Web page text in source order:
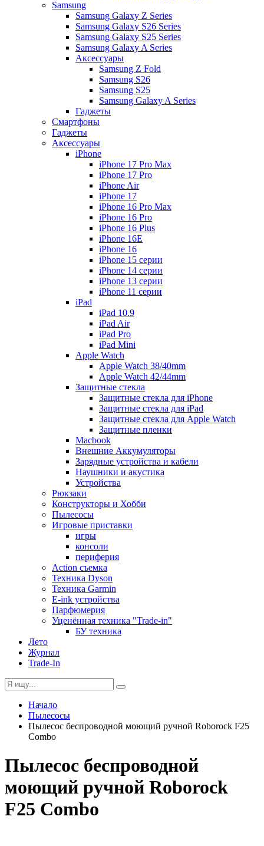
Samsung
Samsung Galaxy Z Series
Samsung Galaxy S26 Series
Samsung Galaxy S25 Series
Samsung Galaxy A Series
Аксессуары
Samsung Z Fold
Samsung S26
Samsung S25
Samsung Galaxy A Series
Гаджеты
Смартфоны
Гаджеты
Аксессуары
iPhone
iPhone 17 Pro Max
iPhone 17 Pro
iPhone Air
iPhone 17
iPhone 16 Pro Max
iPhone 16 Pro
iPhone 16 Plus
iPhone 16E
iPhone 16
iPhone 15 серии
iPhone 14 серии
iPhone 13 серии
iPhone 11 серии
iPad
iPad 10.9
iPad Air
iPad Pro
iPad Mini
Apple Watch
Apple Watch 38/40mm
Apple Watch 42/44mm
Защитные стекла
Защитные стекла для iPhone
Защитные стекла для iPad
Защитные стекла для Apple Watch
Защитные пленки
Macbook
Внешние Аккумуляторы
Зарядные устройства и кабели
Наушники и акустика
Устройства
Рюкзаки
Конструкторы и Хобби
Пылесосы
Игровые приставки
игры
консоли
периферия
Action съемка
Техника Dyson
Техника Garmin
E-ink устройства
Парфюмерия
Уценённая техника "Trade-in"
БУ техника
Лето
Журнал
Trade-In
Начало
Пылесосы
Пылесос беспроводной моющий ручной Roborock F25
Combo
Пылесос беспроводной
моющий ручной Roborock
F25 Combo